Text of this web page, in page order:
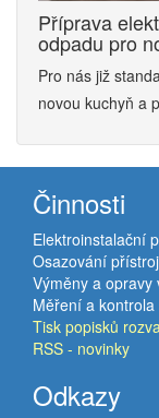
Příprava
odpadu pro
Pro nás již
novou kuchyň a
Činnosti
Elektroinstalační
Osazování
Výměny a opravy
Měření a
Tisk popisků
RSS - novinky
Odkazy